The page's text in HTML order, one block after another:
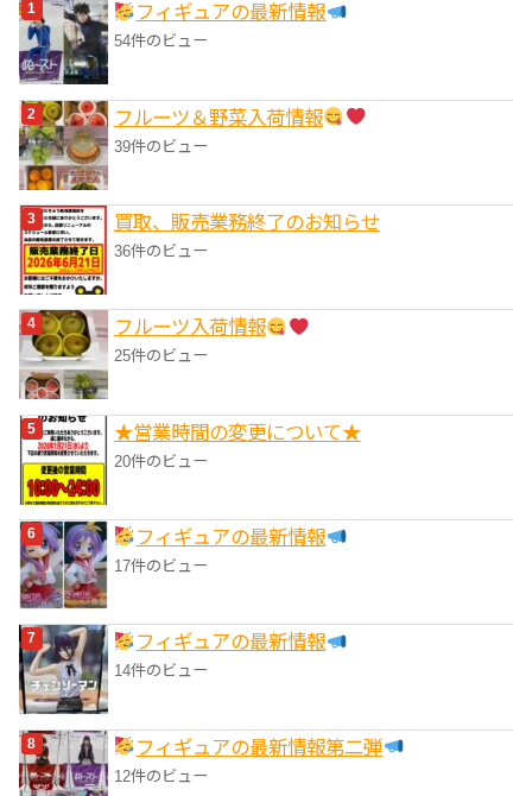
ー
フィギュアの最新情報
54件のビュー
フルーツ＆野菜入荷情報
39件のビュー
買取、販売業務終了のお知らせ
36件のビュー
フルーツ入荷情報
25件のビュー
★営業時間の変更について★
20件のビュー
フィギュアの最新情報
17件のビュー
フィギュアの最新情報
14件のビュー
フィギュアの最新情報第二弾
12件のビュー